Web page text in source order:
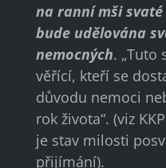
na ranní mši svaté
bude udělována
nemocných. „Tuto
věřící, kteří se
důvodu nemoci
rok života“. (viz
je stav milosti
přijímání).